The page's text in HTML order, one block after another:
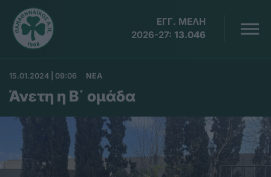
ΕΓΓ. ΜΕΛΗ
2026-27: 13.046
15.01.2024 | 09:06 ΝΕΑ
Άνετη η Β΄ ομάδα